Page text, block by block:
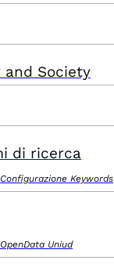
and Society
di ricerca
Configurazione Keywords
OpenData Uniud